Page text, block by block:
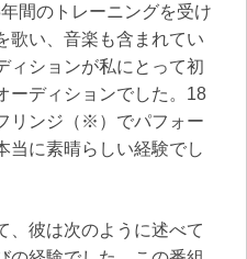
間のトレーニングを受け
歌い、音楽も含まれてい
ィションが私にとって初
ーディションでした。18
リンジ（※）でパフォー
当に素晴らしい経験でし
、彼は次のように述べて